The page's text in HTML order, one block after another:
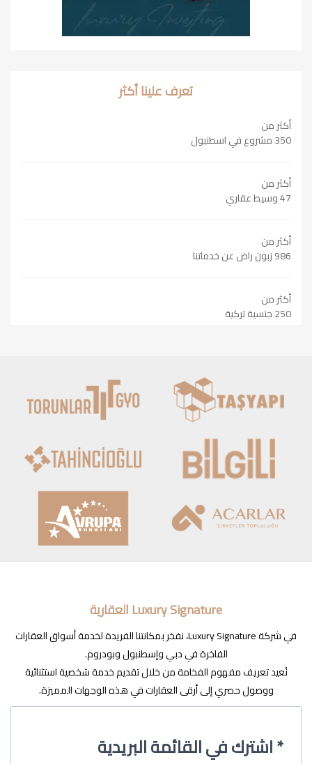
تعرف علينا أكثر
أكثر من
350 مشروع في اسطنبول
أكثر من
47 وسيط عقاري
أكثر من
986 زبون راض عن خدماتنا
أكثر من
250 جنسية تركية
Luxury Signature العقارية
في شركة Luxury Signature، نفخر بمكانتنا الفريدة لخدمة أسواق العقارات
الفاخرة في دبي وإسطنبول وبودروم.
نُعيد تعريف مفهوم الفخامة من خلال تقديم خدمة شخصية استثنائية
ووصول حصري إلى أرقى العقارات في هذه الوجهات المميزة.
اشترك في القائمة البريدية *